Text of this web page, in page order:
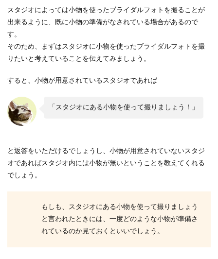
結婚を考えた時、多くの女性は結婚に対して不安
に…」と、自...
う時にチェックするべきこと
らいあるのか、というのは重要なポイントです。
シングルマザーの再婚が難しい理由と
ます。結婚が自分だけの問題ではなく、大切なお
スタジオによっては小物を使ったブライダルフォトを撮ることが
出来るように、既に小物の準備がなされている場合があるので
す。
そのため、まずはスタジオに小物を使ったブライダルフォトを撮
りたいと考えていることを伝えてみましょう。
すると、小物が用意されているスタジオであれば
「スタジオにある小物を使って撮りましょう！」
と返答をいただけるでしょうし、小物が用意されていないスタジ
オであればスタジオ内には小物が無いということを教えてくれる
でしょう。
もしも、スタジオにある小物を使って撮りましょう
と言われたときには、一度どのような小物が準備さ
れているのか見ておくといいでしょう。